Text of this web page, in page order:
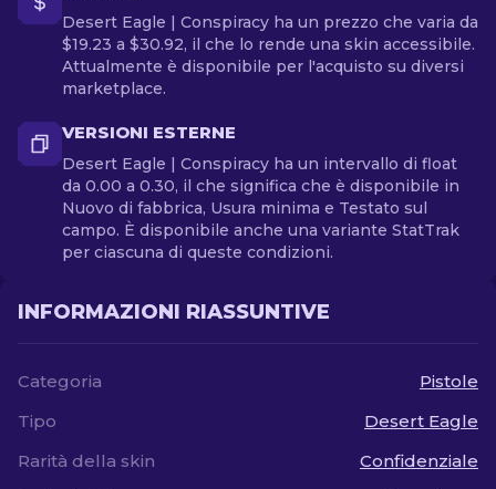
Desert Eagle | Conspiracy ha un prezzo che varia da
$19.23 a $30.92, il che lo rende una skin accessibile.
Attualmente è disponibile per l'acquisto su diversi
marketplace.
VERSIONI ESTERNE
Desert Eagle | Conspiracy ha un intervallo di float
da 0.00 a 0.30, il che significa che è disponibile in
Nuovo di fabbrica, Usura minima e Testato sul
campo. È disponibile anche una variante StatTrak
per ciascuna di queste condizioni.
INFORMAZIONI RIASSUNTIVE
Categoria
Pistole
Tipo
Desert Eagle
Rarità della skin
Confidenziale